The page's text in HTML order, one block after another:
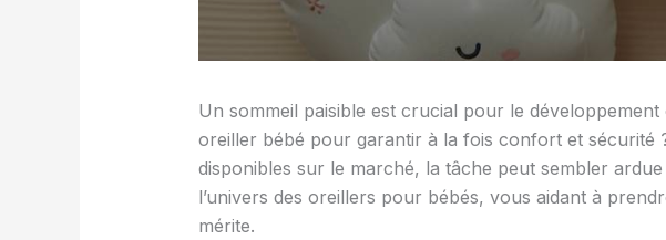
Un sommeil paisible est crucial pour le
oreiller bébé pour garantir à la fois confort et sécurité
disponibles sur le marché, la tâche peut sembler
l’univers des oreillers pour bébés, vous aidant à
mérite.